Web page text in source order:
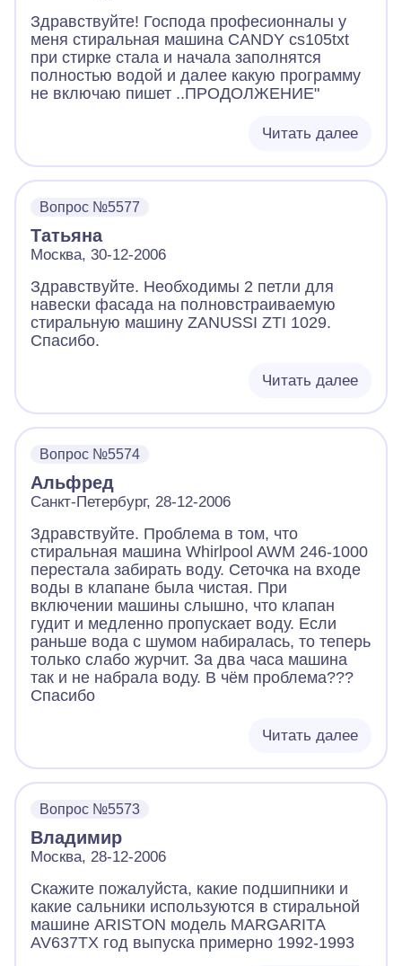
Здравствуйте! Господа професионналы у
меня стиральная машина CANDY cs105txt
при стирке стала и начала заполнятся
полностью водой и далее какую программу
не включаю пишет ..ПРОДОЛЖЕНИЕ"
Читать далее
Вопрос №5577
Татьяна
Москва, 30-12-2006
Здравствуйте. Необходимы 2 петли для
навески фасада на полновстраиваемую
стиральную машину ZANUSSI ZTI 1029.
Спасибо.
Читать далее
Вопрос №5574
Альфред
Санкт-Петербург, 28-12-2006
Здравствуйте. Проблема в том, что
стиральная машина Whirlpool AWM 246-1000
перестала забирать воду. Сеточка на входе
воды в клапане была чистая. При
включении машины слышно, что клапан
гудит и медленно пропускает воду. Если
раньше вода с шумом набиралась, то теперь
только слабо журчит. За два часа машина
так и не набрала воду. В чём проблема???
Спасибо
Читать далее
Вопрос №5573
Владимир
Москва, 28-12-2006
Скажите пожалуйста, какие подшипники и
какие сальники используются в стиральной
машине ARISTON модель MARGARITA
AV637TX год выпуска примерно 1992-1993